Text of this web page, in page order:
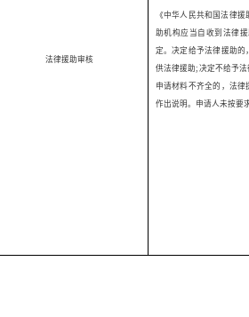
法律援助审核
《中华人民共和国法律援
助机构应当自收到法律
定。决定给予法律援助的
供法律援助; 决定不给予
申请材料不齐全的，法
作出说明。申请人未按要